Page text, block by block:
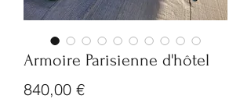
Armoire Parisienne d'hôtel
840,00 €Prix